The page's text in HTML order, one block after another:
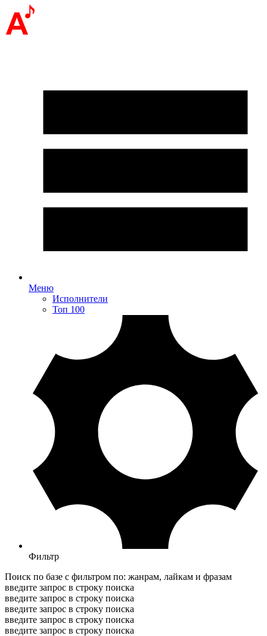
Меню
Исполнители
Топ 100
Фильтр
Поиск по базе с фильтром по: жанрам, лайкам и фразам
введите запрос в строку поиска
введите запрос в строку поиска
введите запрос в строку поиска
введите запрос в строку поиска
введите запрос в строку поиска